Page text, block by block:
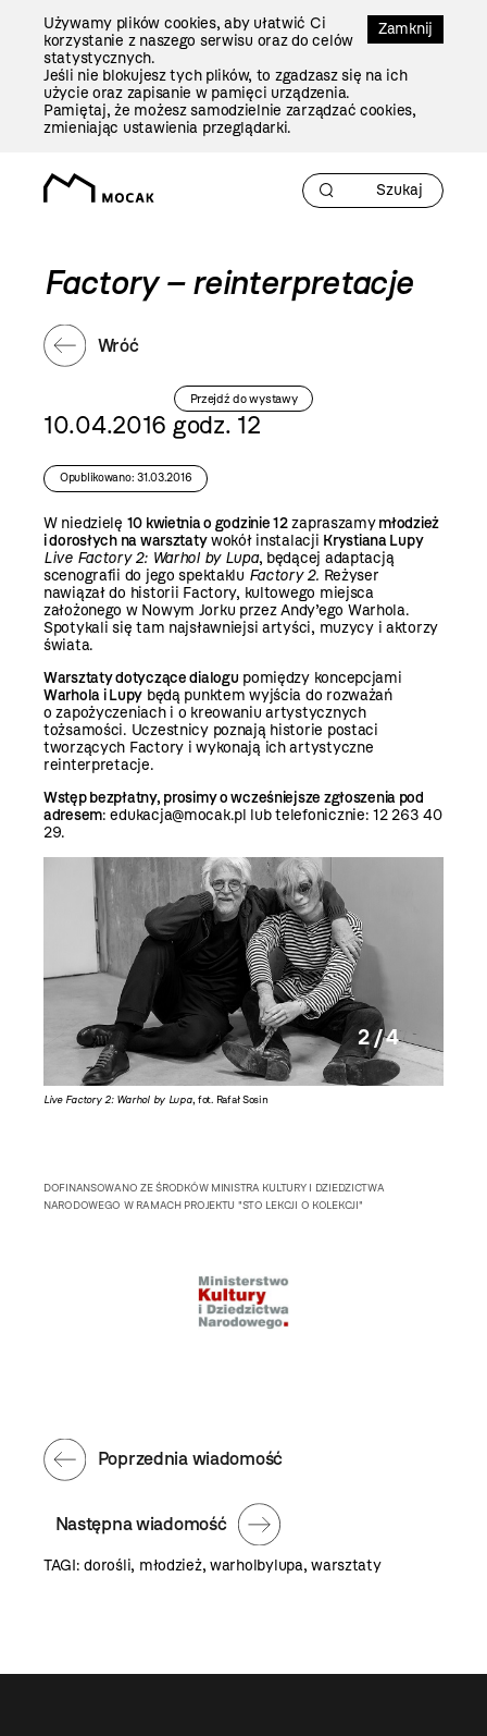
Zamknij
Używamy plików cookies, aby ułatwić Ci
korzystanie z naszego serwisu oraz do celów
statystycznych.
Jeśli nie blokujesz tych plików, to zgadzasz się na ich
użycie oraz zapisanie w pamięci urządzenia.
Pamiętaj, że możesz samodzielnie zarządzać cookies,
zmieniając ustawienia przeglądarki.
Factory – reinterpretacje
Wróć
Przejdź do wystawy
10.04.2016 godz. 12
Opublikowano: 31.03.2016
W niedzielę 10 kwietnia o godzinie 12zapraszamymłodzież
i dorosłych na warsztatywokół instalacji Krystiana Lupy
Live Factory 2: Warhol by Lupa, będącej adaptacją
scenografii do jego spektaklu Factory 2. Reżyser
nawiązał do historii Factory, kultowego miejsca
założonego w Nowym Jorku przez Andy’ego Warhola.
Spotykali się tam najsławniejsi artyści, muzycy i aktorzy
świata.
Warsztaty dotyczące dialogu pomiędzy koncepcjami
Warhola i Lupy będą punktem wyjścia do rozważań
o zapożyczeniach i o kreowaniu artystycznych
tożsamości. Uczestnicy poznają historie postaci
tworzących Factory i wykonają ich artystyczne
reinterpretacje.
Wstęp bezpłatny, prosimy o wcześniejsze zgłoszenia pod
adresem: edukacja@mocak.pl lub telefonicznie: 12 263 40
29.
Live Factory 2: Warhol by Lupa, fot. Rafał Sosin
2 / 4
DOFINANSOWANO ZE ŚRODKÓW MINISTRA KULTURY I DZIEDZICTWA
NARODOWEGO W RAMACH PROJEKTU "STO LEKCJI O KOLEKCJI"
Następna wiadomość
Poprzednia wiadomość
TAGI:dorośli, młodzież,warholbylupa,warsztaty